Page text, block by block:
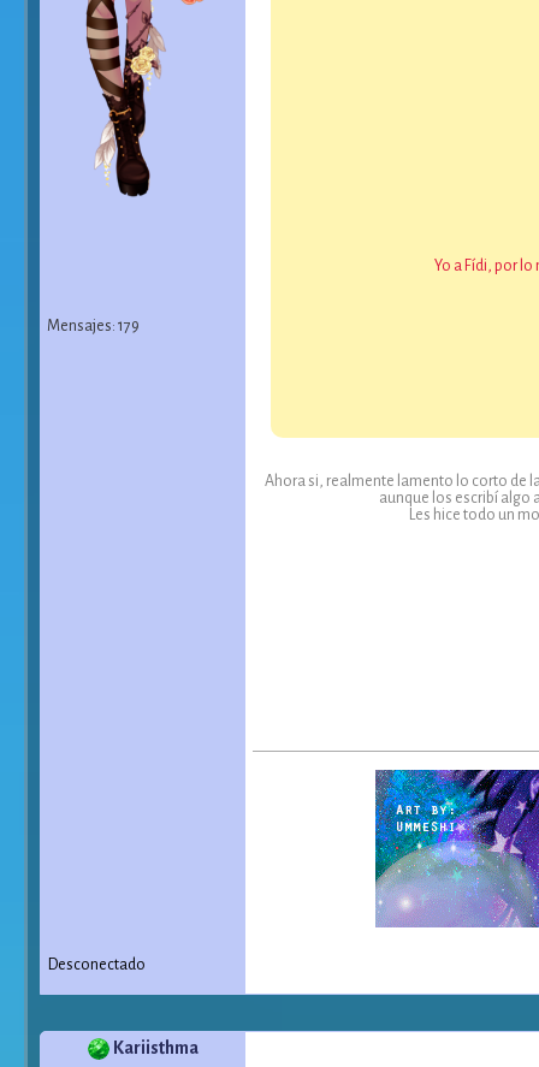
Mensajes: 179
Yo a Fídi, por
Ahora si, realmente lamento lo corto de
aunque los escribí algo
Les hice todo un
Desconectado
Kariisthma